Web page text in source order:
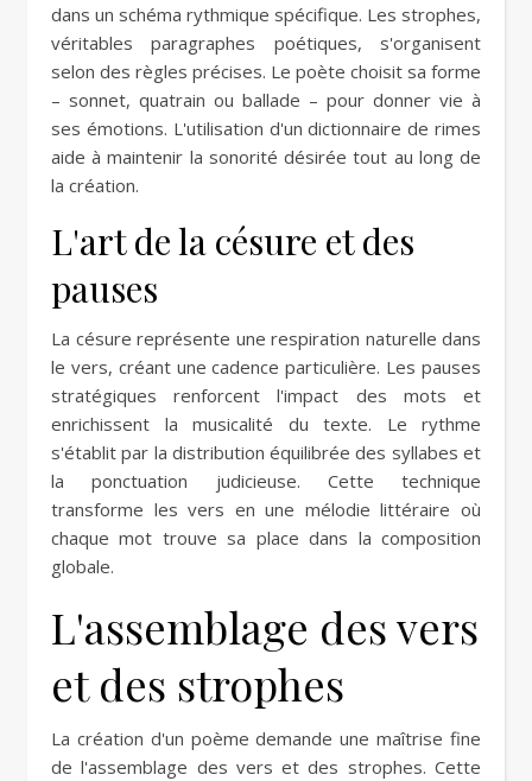
dans un schéma rythmique spécifique. Les strophes,
véritables paragraphes poétiques, s'organisent
selon des règles précises. Le poète choisit sa forme
– sonnet, quatrain ou ballade – pour donner vie à
ses émotions. L'utilisation d'un dictionnaire de rimes
aide à maintenir la sonorité désirée tout au long de
la création.
L'art de la césure et des
pauses
La césure représente une respiration naturelle dans
le vers, créant une cadence particulière. Les pauses
stratégiques renforcent l'impact des mots et
enrichissent la musicalité du texte. Le rythme
s'établit par la distribution équilibrée des syllabes et
la ponctuation judicieuse. Cette technique
transforme les vers en une mélodie littéraire où
chaque mot trouve sa place dans la composition
globale.
L'assemblage des vers
et des strophes
La création d'un poème demande une maîtrise fine
de l'assemblage des vers et des strophes. Cette